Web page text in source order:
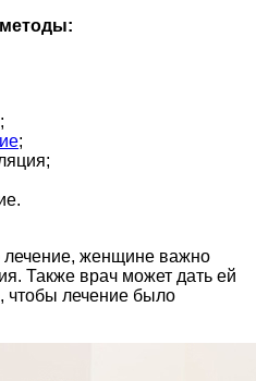
;
женщине важно
Также врач может дать ей
чтобы лечение было